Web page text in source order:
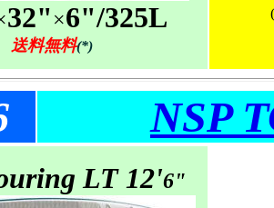
32"×6"/325L
送料無料(*)
NSP
LT 12'6"